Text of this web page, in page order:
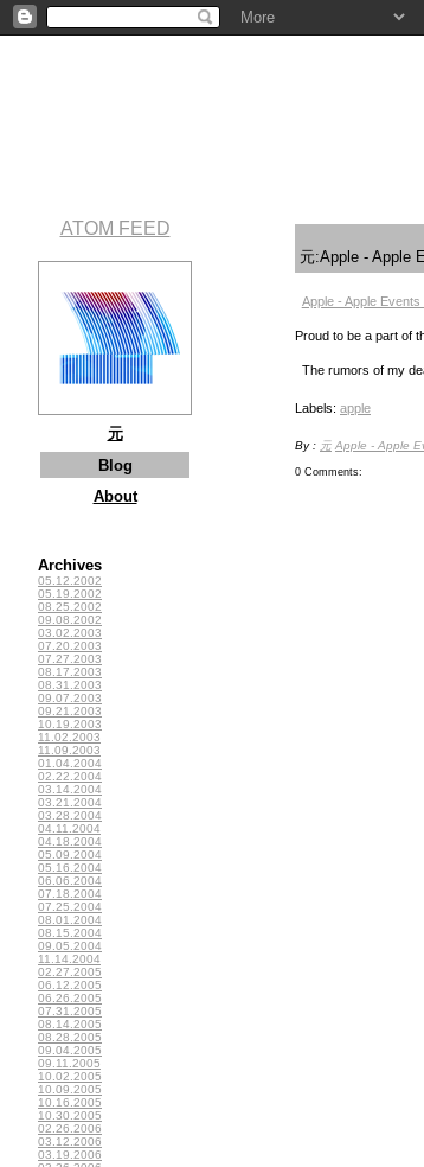
ATOM FEED
元
Blog
About
Archives
05.12.2002
05.19.2002
08.25.2002
09.08.2002
03.02.2003
07.20.2003
07.27.2003
08.17.2003
08.31.2003
09.07.2003
09.21.2003
10.19.2003
11.02.2003
11.09.2003
01.04.2004
02.22.2004
03.14.2004
03.21.2004
03.28.2004
04.11.2004
04.18.2004
05.09.2004
05.16.2004
06.06.2004
07.18.2004
07.25.2004
08.01.2004
08.15.2004
09.05.2004
11.14.2004
02.27.2005
06.12.2005
06.26.2005
07.31.2005
08.14.2005
08.28.2005
09.04.2005
09.11.2005
10.02.2005
10.09.2005
10.16.2005
10.30.2005
02.26.2006
03.12.2006
03.19.2006
元:Apple - Apple
Apple - Apple
Proud to be a part of
The rumors of my
Labels: apple
By : 元 Apple - Apple
0 Comments: